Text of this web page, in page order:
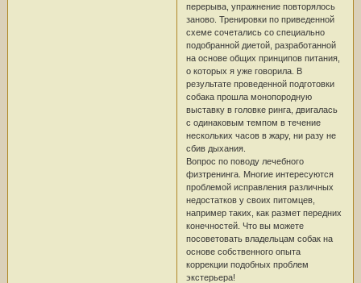
перерыва, упражнение повторялось
заново. Тренировки по приведенной
схеме сочетались со специально
подобранной диетой, разработанной
на основе общих принципов питания,
о которых я уже говорила. В
результате проведенной подготовки
собака прошла монопородную
выставку в головке ринга, двигалась
с одинаковым темпом в течение
нескольких часов в жару, ни разу не
сбив дыхания.
Вопрос по поводу лечебного
физтренинга. Многие интересуются
проблемой исправления различных
недостатков у своих питомцев,
например таких, как размет передних
конечностей. Что вы можете
посоветовать владельцам собак на
основе собственного опыта
коррекции подобных проблем
экстерьера!